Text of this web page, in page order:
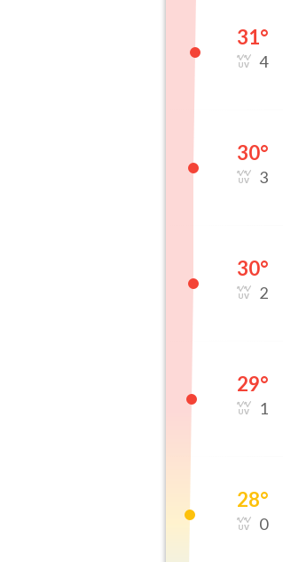
31°
4
30°
3
30°
2
29°
1
28°
0